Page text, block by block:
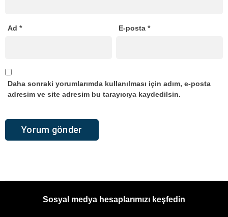
Ad * E-posta*
Daha sonraki yorumlarımda kullanılması için adım, e-posta
adresim ve site adresim bu tarayıcıya kaydedilsin.
Sosyal medya hesaplarımızı keşfedin